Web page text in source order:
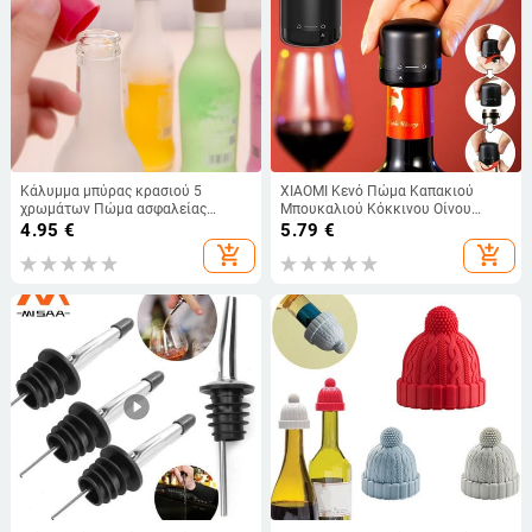
Κάλυμμα μπύρας κρασιού 5
χρωμάτων Πώμα ασφαλείας
φιάλης σιλικόνης Fresh Keeping
Καπάκι μπουκαλιού με γεύση
μπύρα Κλείσιμο σαμπάνιας
4.95 €
add_shopping_cart
XIAOMI Κενό Πώμα Καπακιού
Μπουκαλιού Κόκκινου Οίνου
Πώμα σιλικόνης Σφραγισμένο
Πώμα Μπουκαλιού Σαμπάνιας
Vacuum Retain Freshness Wine
5.79 €
add_shopping_cart